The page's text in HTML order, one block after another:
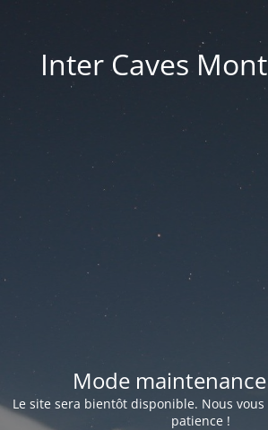
Inter Caves
Mode
Le site sera bientôt disponible. Nous
patience !